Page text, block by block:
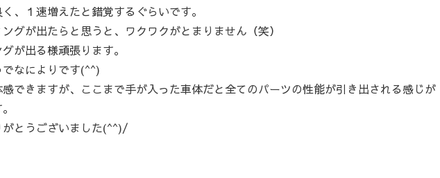
、１速増えたと錯覚するぐらいです。
グが出たらと思うと、ワクワクがとまりません（笑）
が出る様頑張ります。
なによりです(^^)
できますが、ここまで手が入った車体だと全てのパーツの性能が引き出される感じが
とうございました(^^)/